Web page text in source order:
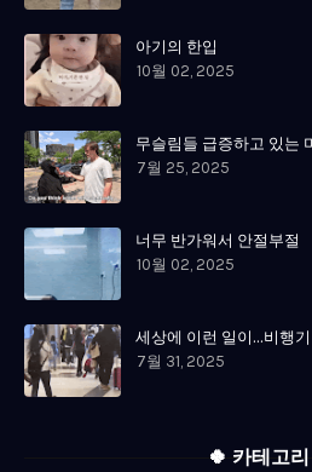
아기의 한입
10월 02, 2025
무슬림들 급증하고 있는
7월 25, 2025
너무 반가워서 안절부절
10월 02, 2025
세상에 이런 일이...비행
7월 31, 2025
🍀 카테고리